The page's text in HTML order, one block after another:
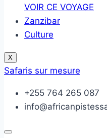
VOIR CE VOYAGE
Zanzibar
Culture
X
Safaris sur mesure
+255 764 265 087